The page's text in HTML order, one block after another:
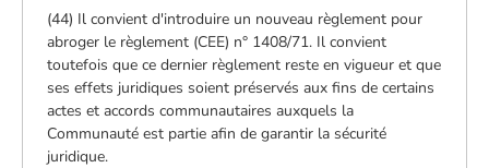
(44) Il convient d'introduire un nouveau règlement pour
abroger le règlement (CEE) n° 1408/71. Il convient
toutefois que ce dernier règlement reste en vigueur et que
ses effets juridiques soient préservés aux fins de certains
actes et accords communautaires auxquels la
Communauté est partie afin de garantir la sécurité
juridique.